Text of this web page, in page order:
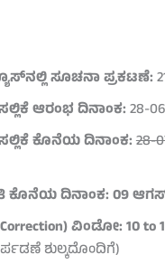
ಸೂಚನಾ ಪ್ರಕಟಣೆ:
ಆರಂಭ ದಿನಾಂಕ:28-
ಕೊನೆಯ ದಿನಾಂಕ:28-
ಕೊನೆಯ ದಿನಾಂಕ:09
ವಿಂಡೋ:10 to
ಶುಲ್ಕದೊಂದಿಗೆ)